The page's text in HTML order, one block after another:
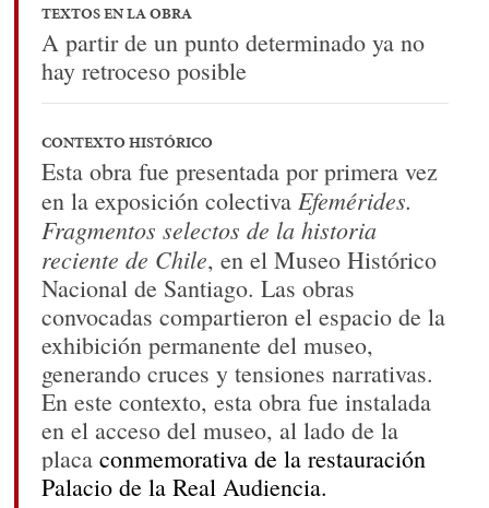
TEXTOS EN LA OBRA
A partir de un punto determinado ya no
hay retroceso posible
CONTEXTO HISTÓRICO
Esta obra fue presentada por primera vez
en la exposición colectiva Efemérides.
Fragmentos selectos de la historia
reciente de Chile, en el Museo Histórico
Nacional de Santiago. Las obras
convocadas compartieron el espacio de la
exhibición permanente del museo,
generando cruces y tensiones narrativas.
En este contexto, esta obra fue instalada
en el acceso del museo, al lado de la
placa conmemorativa de la restauración
Palacio de la Real Audiencia.